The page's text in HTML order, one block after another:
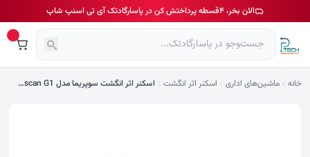
الان بخر، ۴قسطه پرداختش کن در پاسارگادتک آی تی اسنپ شاپ
خانه ماشین‌های اداری اسکنر اثر انگشت اسکنر اثر انگشت سوپریما مدل Realscan G1